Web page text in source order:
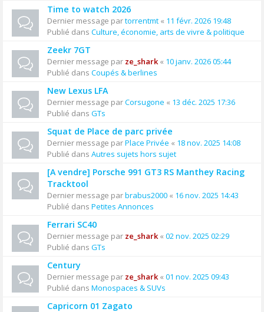
Time to watch 2026
Dernier message partorrentmt « 11 févr. 2026 19:48
Publié dans Culture, économie, arts de vivre & politique
Zeekr 7GT
Dernier message par ze_shark« 10 janv. 2026 05:44
Publié dans Coupés & berlines
New Lexus LFA
Dernier message parCorsugone « 13 déc. 2025 17:36
Publié dans GTs
Squat de Place de parc privée
Dernier message parPlace Privée « 18 nov. 2025 14:08
Publié dans Autres sujets hors sujet
[A vendre] Porsche 991 GT3 RS Manthey Racing
Tracktool
Dernier message parbrabus2000 « 16 nov. 2025 14:43
Publié dans Petites Annonces
Ferrari SC40
Dernier message par ze_shark« 02 nov. 2025 02:29
Publié dans GTs
Century
Dernier message par ze_shark« 01 nov. 2025 09:43
Publié dans Monospaces & SUVs
Capricorn 01 Zagato